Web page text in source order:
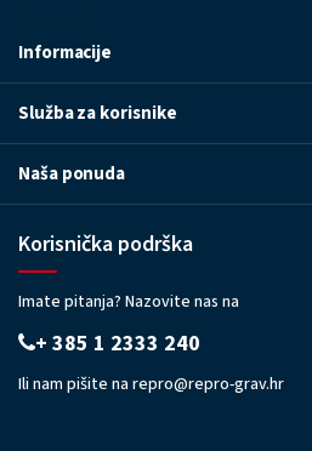
Informacije
Služba za korisnike
Naša ponuda
Korisnička podrška
Imate pitanja? Nazovite nas na
+ 385 1 2333 240
Ili nam pišite na repro@repro-grav.hr